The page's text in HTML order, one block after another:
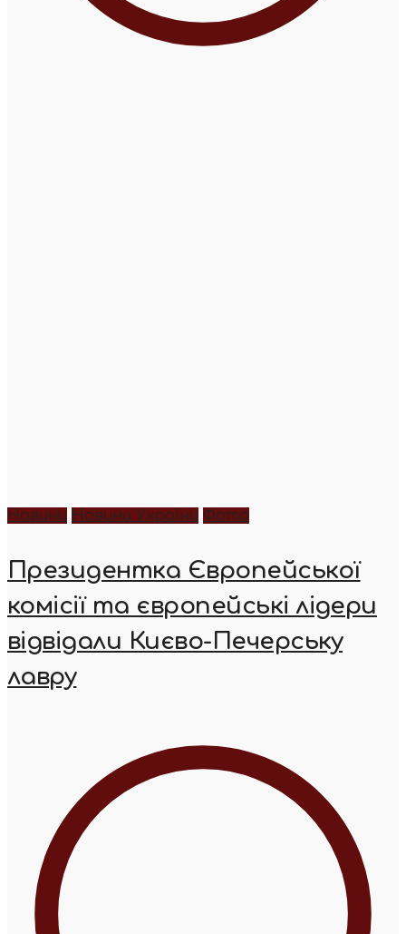
Новини Новини України Фото
Президентка Європейської
комісії та європейські лідери
відвідали Києво-Печерську
лавру